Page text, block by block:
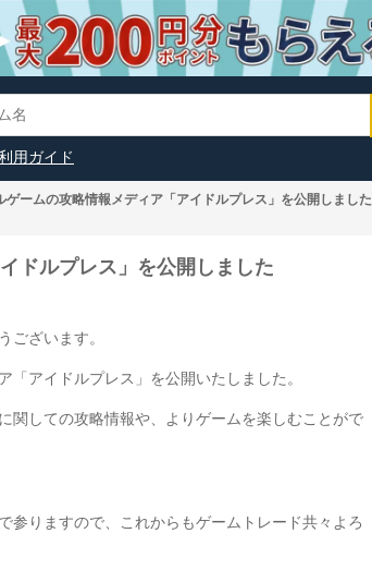
用ガイド
ゲームの攻略情報メディア「アイドルプレス」を公開しました
ドルプレス」を公開しました
ございます。
アイドルプレス」を公開いたしました。
関しての攻略情報や、よりゲームを楽しむことがで
参りますので、これからもゲームトレード共々よろ